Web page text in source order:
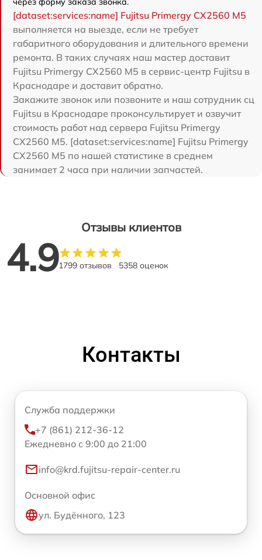
[dataset:services:name] Fujitsu Primergy CX2560 M5
выполняется на выезде, если не требует
габаритного оборудования и длительного времени
ремонта. В таких случаях наш мастер доставит
Fujitsu Primergy CX2560 M5 в сервис-центр Fujitsu в
Краснодаре и доставит обратно.
Закажите звонок или позвоните и наш сотрудник сц
Fujitsu в Краснодаре проконсультирует и озвучит
стоимость работ над сервера Fujitsu Primergy
CX2560 M5. [dataset:services:name] Fujitsu Primergy
CX2560 M5 по нашей статистике в среднем
занимает 2 часа при наличии запчастей.
Отзывы клиентов
4.91799 отзывов 5358 оценок
Контакты
Служба поддержки
+7 (861) 212-36-12
Ежедневно с 9:00 до 21:00
info@krd.fujitsu-repair-center.ru
Основной офис
ул. Будённого, 123